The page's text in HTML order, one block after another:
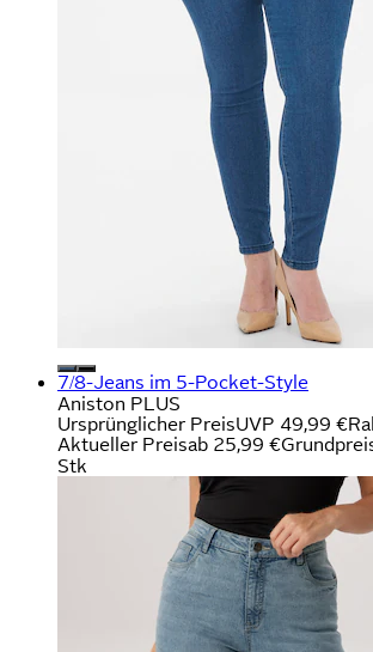
7/8-Jeans im 5-Pocket-Style
Aniston PLUS
Ursprünglicher PreisUVP 49,99 €
Aktueller Preisab 25,99 €
Stk